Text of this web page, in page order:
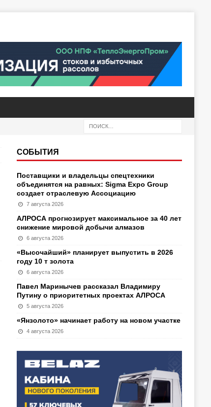
СОБЫТИЯ
Поставщики и владельцы спецтехники
объединятся на равных: Sigma Expo Group
создает отраслевую Ассоциацию
7 августа 2026
АЛРОСА прогнозирует максимальное за 40 лет
снижение мировой добычи алмазов
6 августа 2026
«Высочайший» планирует выпустить в 2026
году 10 т золота
6 августа 2026
Павел Маринычев рассказал Владимиру
Путину о приоритетных проектах АЛРОСА
5 августа 2026
«Янзолото» начинает работу на новом участке
4 августа 2026